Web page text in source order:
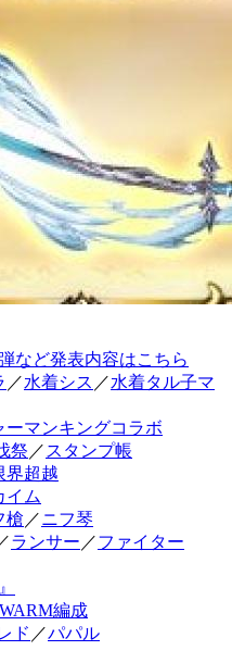
など発表内容はこちら
／水着シス ／水着タル子マ
ーマンキングコラボ
祭 ／ スタンプ帳
界超越
イム
槍 ／ニフ琴
ランサー ／ファイター
編成
ド ／パパル